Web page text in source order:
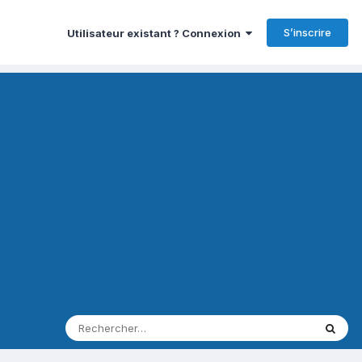
Utilisateur existant ? Connexion S’inscrire